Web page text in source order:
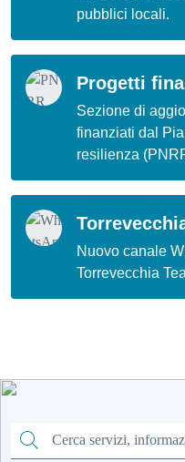
pubblici locali.
Progetti
Sezione di
finanziati dal
resilienza
Nuovo canale
Torrevecchia
Cerca